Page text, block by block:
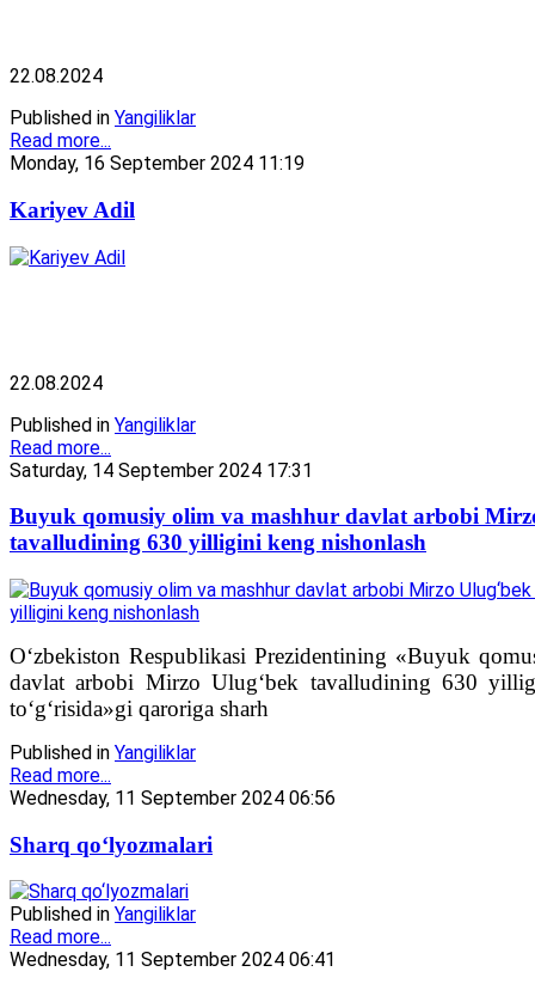
22.08.2024
Published in Yangiliklar
Read more...
Monday, 16 September 2024 11:19
Kariyev Adil
22.08.2024
Published in Yangiliklar
Read more...
Saturday, 14 September 2024 17:31
Buyuk qomusiy olim va mashhur davlat arbobi
tavalludining 630 yilligini keng nishonlash
O‘zbekiston Respublikasi Prezidentining «Buyuk
davlat arbobi Mirzo Ulug‘bek tavalludining 630
to‘g‘risida»gi qaroriga sharh
Published in Yangiliklar
Read more...
Wednesday, 11 September 2024 06:56
Sharq qo‘lyozmalari
Published in Yangiliklar
Read more...
Wednesday, 11 September 2024 06:41